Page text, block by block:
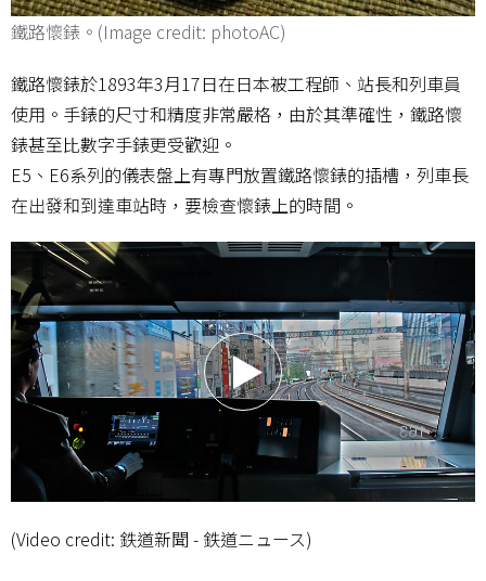
鐵路懷錶。(Image credit: photoAC)
鐵路懷錶於1893年3月17日在日本被工程師、站長和列車員
使用。手錶的尺寸和精度非常嚴格，由於其準確性，鐵路懷
錶甚至比數字手錶更受歡迎。
E5、E6系列的儀表盤上有專門放置鐵路懷錶的插槽，列車長
在出發和到達車站時，要檢查懷錶上的時間。
(Video credit: 鉄道新聞 - 鉄道ニュース)